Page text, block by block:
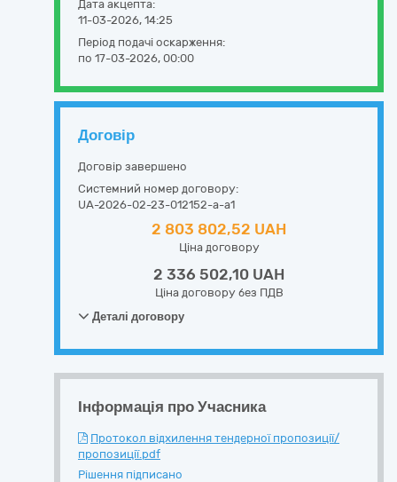
Дата акцепта:
11-03-2026, 14:25
Період подачі оскарження:
по 17-03-2026, 00:00
Договір
Договір завершено
Системний номер договору:
UA-2026-02-23-012152-a-a1
2 803 802,52 UAH
Ціна договору
2 336 502,10 UAH
Ціна договору без ПДВ
Деталі договору
Інформація про Учасника
Протокол відхилення тендерної пропозиції/
пропозиції.pdf
Рішення підписано